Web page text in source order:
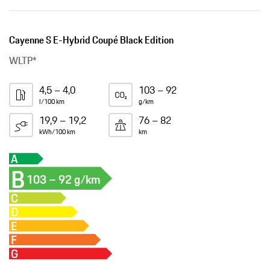
Cayenne S E-Hybrid Coupé Black Edition
WLTP*
4,5 – 4,0
l/100 km
103 – 92
g/km
19,9 – 19,2
kWh/100 km
76 – 82
km
A
B103 – 92 g/km
C
D
E
F
G